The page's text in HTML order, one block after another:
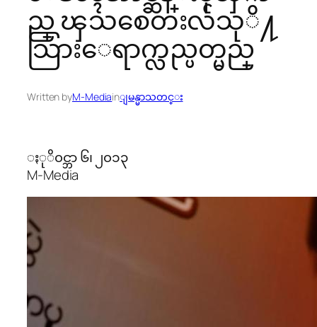
ည္ ၾသစေတးလ်သုိ႔
သြားေရာက္လည္ပတ္မည္
Written byM-Mediainျမန္မာသတင္း
ႏုိ၀င္ဘာ ၆၊ ၂၀၁၃
M-Media